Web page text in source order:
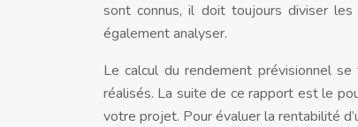
sont connus, il doit toujours diviser les
également analyser.
Le calcul du rendement prévisionnel
réalisés. La suite de ce rapport est le
votre projet. Pour évaluer la rentabilité